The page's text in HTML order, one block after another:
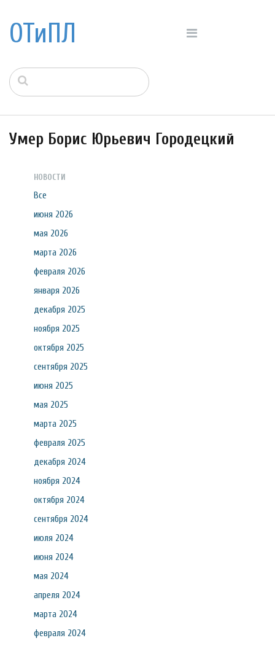
ОТиПЛ
Умер Борис Юрьевич Городецкий
НОВОСТИ
Все
июня 2026
мая 2026
марта 2026
февраля 2026
января 2026
декабря 2025
ноября 2025
октября 2025
сентября 2025
июня 2025
мая 2025
марта 2025
февраля 2025
декабря 2024
ноября 2024
октября 2024
сентября 2024
июля 2024
июня 2024
мая 2024
апреля 2024
марта 2024
февраля 2024